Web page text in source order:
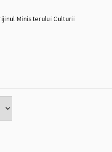
Ministerului Culturii